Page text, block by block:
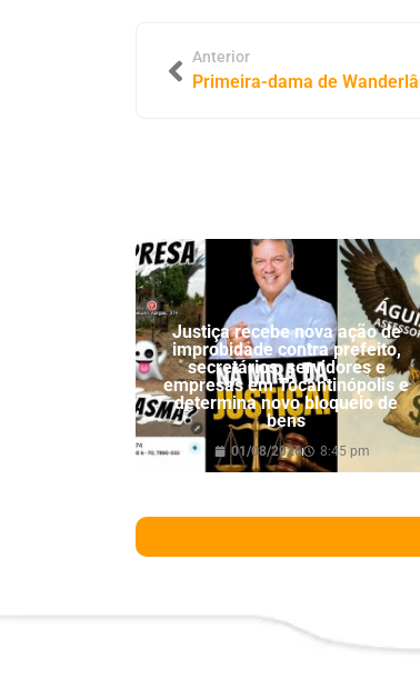
Anterior
Justiça recebe nova ação de
improbidade contra prefeito,
secretários, servidores e
empresas em Tocantinópolis e
determina novo bloqueio de
bens
01/08/2026 8:45 pm